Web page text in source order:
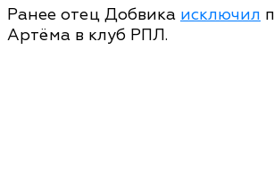
Ранее отец Добвика исключил
Артёма в клуб РПЛ.